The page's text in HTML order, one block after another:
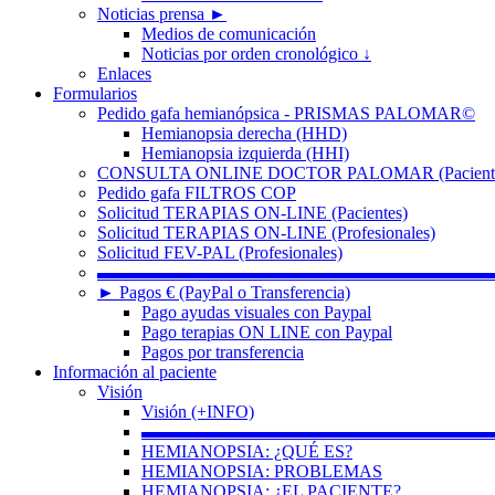
Noticias prensa ►
Medios de comunicación
Noticias por orden cronológico ↓
Enlaces
Formularios
Pedido gafa hemianópsica - PRISMAS PALOMAR©
Hemianopsia derecha (HHD)
Hemianopsia izquierda (HHI)
CONSULTA ONLINE DOCTOR PALOMAR
Pedido gafa FILTROS COP
Solicitud TERAPIAS ON-LINE (Pacientes)
Solicitud TERAPIAS ON-LINE (Profesionales)
Solicitud FEV-PAL (Profesionales)
► Pagos € (PayPal o Transferencia)
Pago ayudas visuales con Paypal
Pago terapias ON LINE con Paypal
Pagos por transferencia
Información al paciente
Visión
Visión (+INFO)
HEMIANOPSIA: ¿QUÉ ES?
HEMIANOPSIA: PROBLEMAS
HEMIANOPSIA: ¿EL PACIENTE?